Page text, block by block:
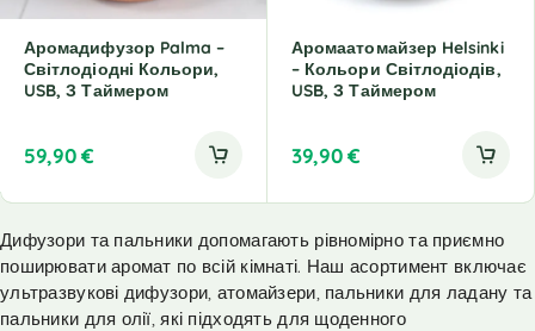
Аромадифузор Palma –
Світлодіодні Кольори,
USB, З Таймером
59,90€
Аромаатомайзер Helsinki
– Кольори Світлодіодів,
USB, З Таймером
39,90€
Дифузори та пальники допомагають рівномірно та приємно
поширювати аромат по всій кімнаті. Наш асортимент включає
ультразвукові дифузори, атомайзери, пальники для ладану та
пальники для олії, які підходять для щоденного